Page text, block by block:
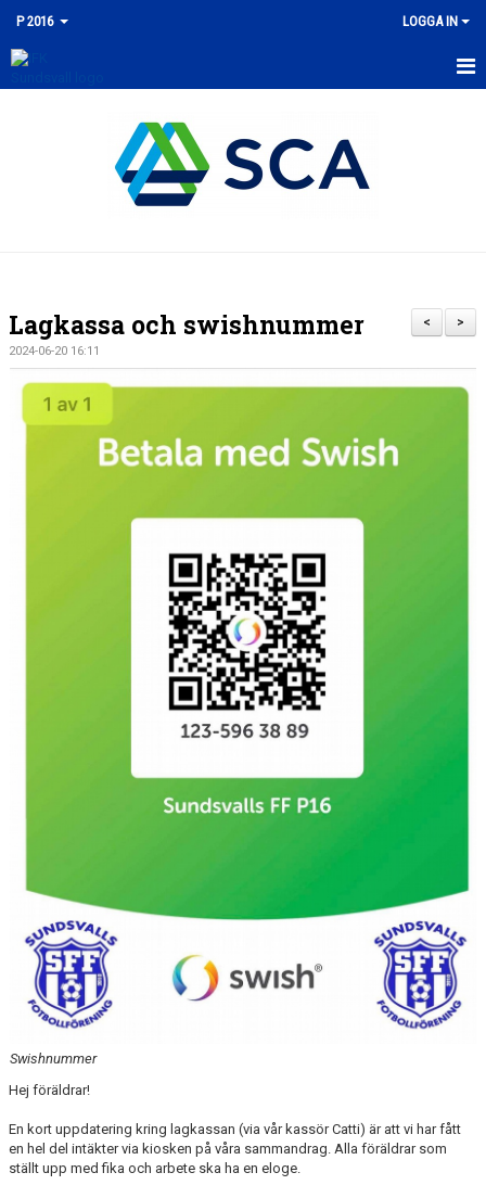
P 2016 LOGGA IN
BILDGALLERI
DOKUMENT
>
<
Lagkassa och swishnummer
2024-06-20 16:11
Swishnummer
Hej föräldrar!
En kort uppdatering kring lagkassan (via vår kassör Catti) är att vi har fått
en hel del intäkter via kiosken på våra sammandrag. Alla föräldrar som
ställt upp med fika och arbete ska ha en eloge.